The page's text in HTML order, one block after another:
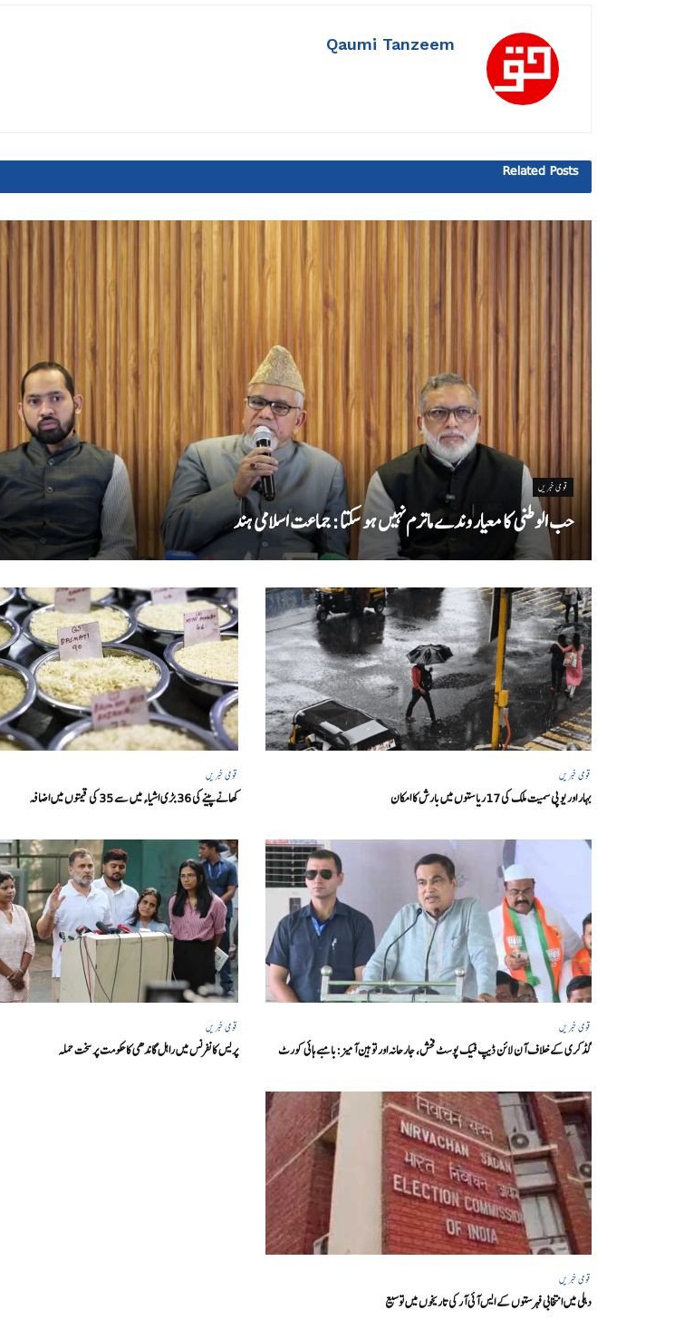
Qaumi Tanzeem
Related Posts
قومی خبریں
حب الوطنی کا معیار وندے ماترم نہیں ہو سکتا : جماعت اسلامی ہند
قومی خبریں
بہار اور یو پی سمیت ملک کی 17ریاستوں میں بارش کا امکان
قومی خبریں
کھانے پینے کی 36 بڑی اشیاء میں سے 35 کی قیمتوں میں اضافہ
قومی خبریں
گڈکری کے خلاف آن لائن ڈیپ فیک پوسٹ فحش، جارحانہ اور توہین آمیز:بامبے ہائی کورٹ
قومی خبریں
پریس کانفرنس میں راہل گاندھی کا حکومت پر سخت حملہ
قومی خبریں
دہلی میں انتخابی فہرستوں کے ایس آئی آر کی تاریخوں میں توسیع